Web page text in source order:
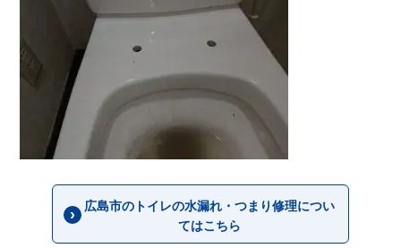
広島市のトイレの水漏れ・つまり修理につい
てはこちら